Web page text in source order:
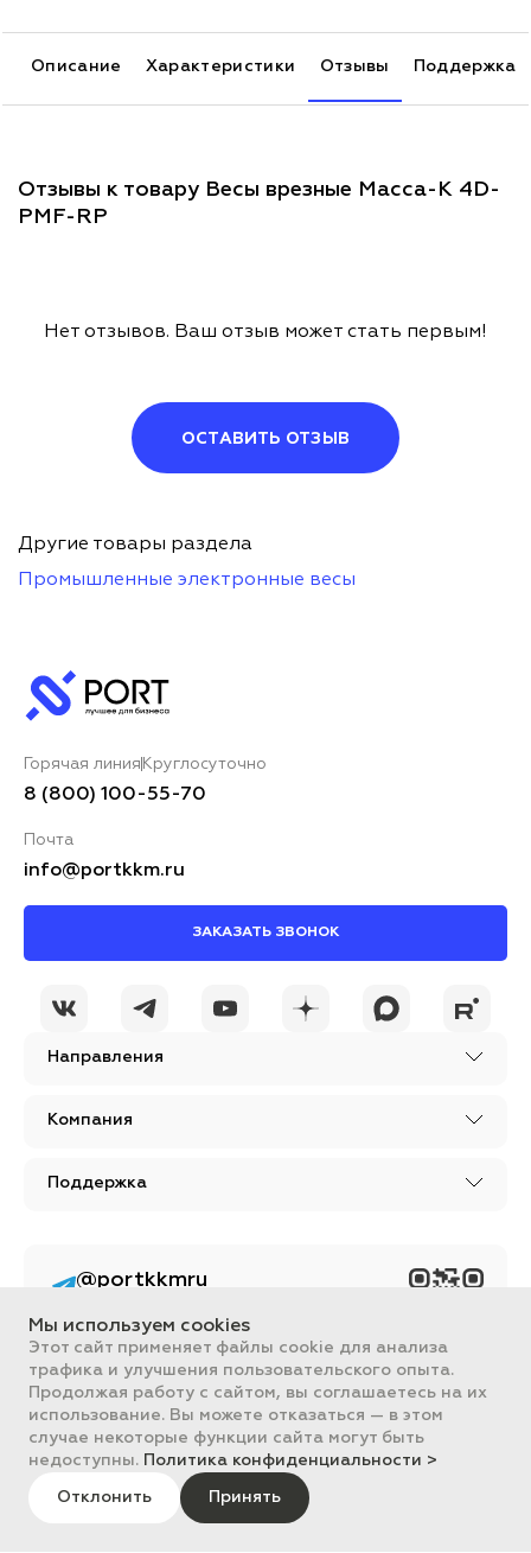
Описание Характеристики Отзывы Поддержка
Отзывы к товару Весы врезные Масса-К 4D-
PMF-RP
Нет отзывов. Ваш отзыв может стать первым!
ОСТАВИТЬ ОТЗЫВ
Другие товары раздела
Промышленные электронные весы
Направления
Компания
Поддержка
Горячая линия Круглосуточно
8 (800) 100-55-70
Почта
info@portkkm.ru
ЗАКАЗАТЬ ЗВОНОК
Вся информация, размещенная на сайте, носит ознакомительный
характер и не является публичной офертой, определяемой
положениями Статьи 437 ГК РФ.
Все цены на сайте указаны с НДС. ООО "ПОРТ" ИНН 2461018892,
ОГРН 1022401953496
ПОРТ 2011-2026
Политика обработки данных
@portkkmru
контент PORT - бизнес
портал
Мы используем cookies
Этот сайт применяет файлы cookie для анализа
трафика и улучшения пользовательского опыта.
Продолжая работу с сайтом, вы соглашаетесь на их
использование. Вы можете отказаться — в этом
случае некоторые функции сайта могут быть
недоступны. Политика конфиденциальности >
Отклонить Принять